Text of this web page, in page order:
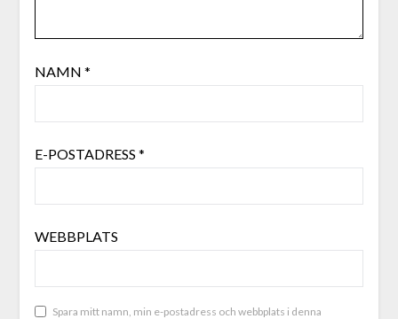
NAMN *
E-POSTADRESS *
WEBBPLATS
Spara mitt namn, min e-postadress och webbplats i denna